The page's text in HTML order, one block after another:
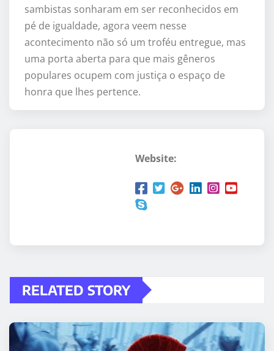
sambistas sonharam em ser reconhecidos em
pé de igualdade, agora veem nesse
acontecimento não só um troféu entregue, mas
uma porta aberta para que mais gêneros
populares ocupem com justiça o espaço de
honra que lhes pertence.
Website:
RELATED STORY